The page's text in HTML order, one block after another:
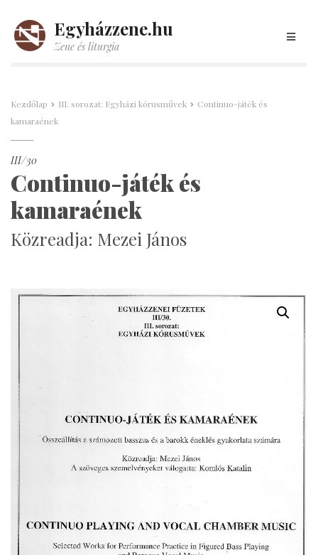
Egyházzene.hu
Zene és liturgia
Kezdőlap III. sorozat: Egyházi kórusművek
Continuo-játék és
kamaraének
III/30
Continuo-játék és
kamaraének
Közreadja: Mezei János